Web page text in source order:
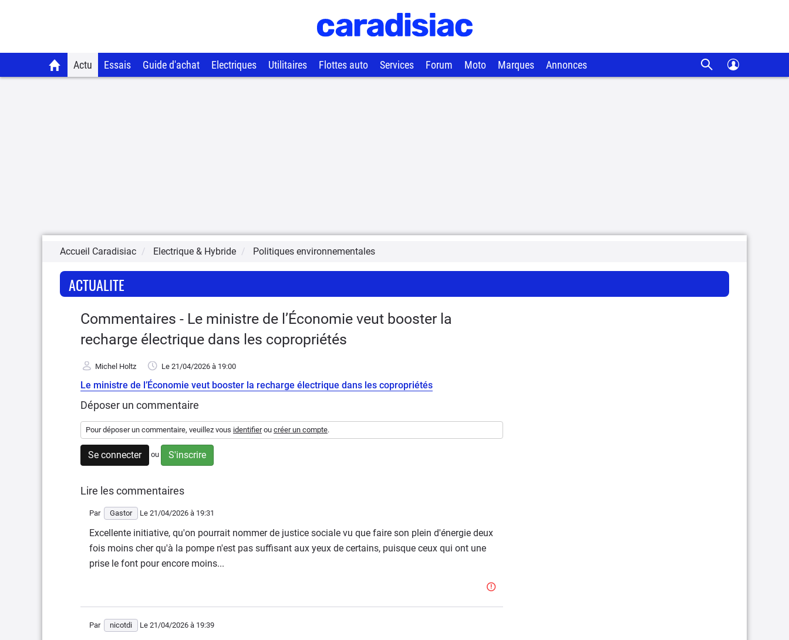
Actu Essais Guide d'achat Electriques Utilitaires Flottes auto Services Forum Moto Marques Annonces
Accueil Caradisiac Electrique & Hybride Politiques environnementales
ACTUALITE
Commentaires - Le ministre de l’Économie veut booster la
recharge électrique dans les copropriétés
Michel Holtz Le 21/04/2026 à 19:00
Le ministre de l’Économie veut booster la recharge électrique dans les copropriétés
Déposer un commentaire
Pour déposer un commentaire, veuillez vous identifierou créer un compte.
Se connecter ou S'inscrire
Lire les commentaires
Par Gastor Le 21/04/2026 à 19:31
Excellente initiative, qu'on pourrait nommer de justice sociale vu que faire son plein d'énergie deux
fois moins cher qu'à la pompe n'est pas suffisant aux yeux de certains, puisque ceux qui ont une
prise le font pour encore moins...
Par nicotdi Le 21/04/2026 à 19:39